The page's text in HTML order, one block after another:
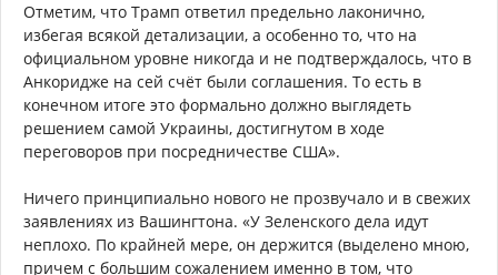
Отметим, что Трамп ответил предельно лаконично,
избегая всякой детализации, а особенно то, что на
официальном уровне никогда и не подтверждалось, что в
Анкоридже на сей счёт были соглашения. То есть в
конечном итоге это формально должно выглядеть
решением самой Украины, достигнутом в ходе
переговоров при посредничестве США».
Ничего принципиально нового не прозвучало и в свежих
заявлениях из Вашингтона. «У Зеленского дела идут
неплохо. По крайней мере, он держится (выделено мною,
причем с большим сожалением именно в том, что